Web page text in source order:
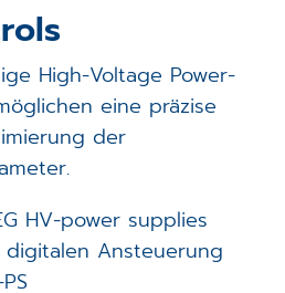
High-Voltage Power-
eine präzise
der
HV-power supplies
Ansteuerung